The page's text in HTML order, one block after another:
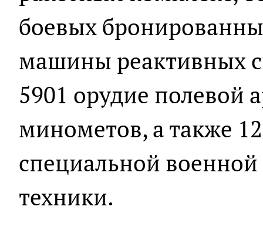
боевых
машины реактивных
5901 орудие полевой
минометов, а также
специальной
техники.